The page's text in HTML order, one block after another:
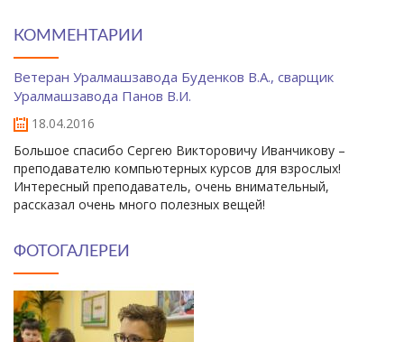
КОММЕНТАРИИ
Ветеран Уралмашзавода Буденков В.А., сварщик
Уралмашзавода Панов В.И.
18.04.2016
Большое спасибо Сергею Викторовичу Иванчикову –
преподавателю компьютерных курсов для взрослых!
Интересный преподаватель, очень внимательный,
рассказал очень много полезных вещей!
ФОТОГАЛЕРЕИ